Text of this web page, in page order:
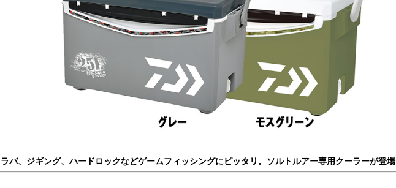
バ、ジギング、ハードロックなどゲームフィッシングにピッタリ。ソルトルアー専用クーラーが登場